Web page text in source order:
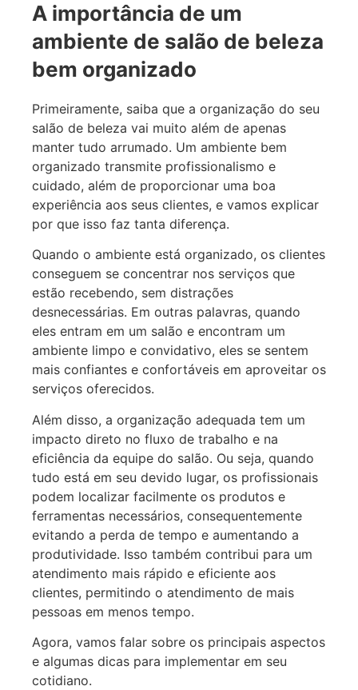
A importância de um
ambiente de salão de beleza
bem organizado
Primeiramente, saiba que a organização do seu
salão de beleza vai muito além de apenas
manter tudo arrumado. Um ambiente bem
organizado transmite profissionalismo e
cuidado, além de proporcionar uma boa
experiência aos seus clientes, e vamos explicar
por que isso faz tanta diferença.
Quando o ambiente está organizado, os clientes
conseguem se concentrar nos serviços que
estão recebendo, sem distrações
desnecessárias. Em outras palavras, quando
eles entram em um salão e encontram um
ambiente limpo e convidativo, eles se sentem
mais confiantes e confortáveis em aproveitar os
serviços oferecidos.
Além disso, a organização adequada tem um
impacto direto no fluxo de trabalho e na
eficiência da equipe do salão. Ou seja, quando
tudo está em seu devido lugar, os profissionais
podem localizar facilmente os produtos e
ferramentas necessários, consequentemente
evitando a perda de tempo e aumentando a
produtividade. Isso também contribui para um
atendimento mais rápido e eficiente aos
clientes, permitindo o atendimento de mais
pessoas em menos tempo.
Agora, vamos falar sobre os principais aspectos
e algumas dicas para implementar em seu
cotidiano.